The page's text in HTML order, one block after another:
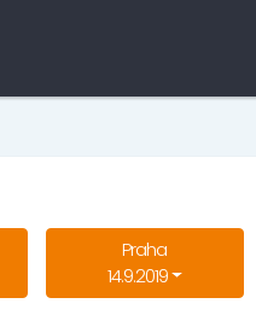
Praha
14.9.2019